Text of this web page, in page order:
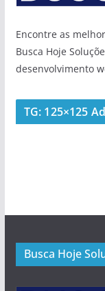
Encontre as
Busca Hoje
desenvolvimento
TG: 125×125
Busca Hoje